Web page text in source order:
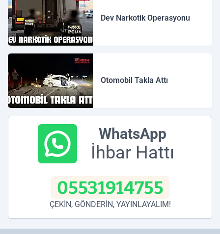
Dev Narkotik Operasyonu
Otomobil Takla Attı
WhatsApp
İhbar Hattı
05531914755
ÇEKİN, GÖNDERİN, YAYINLAYALIM!